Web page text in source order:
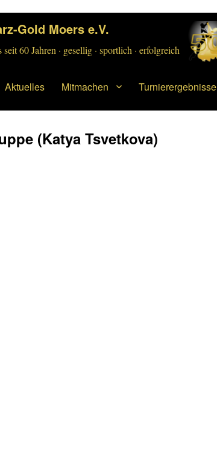
Gold Moers e.V.
60 Jahren · gesellig · sportlich · erfolgreich
Aktuelles Mitmachen Turnierergebnisse
(Katya Tsvetkova)